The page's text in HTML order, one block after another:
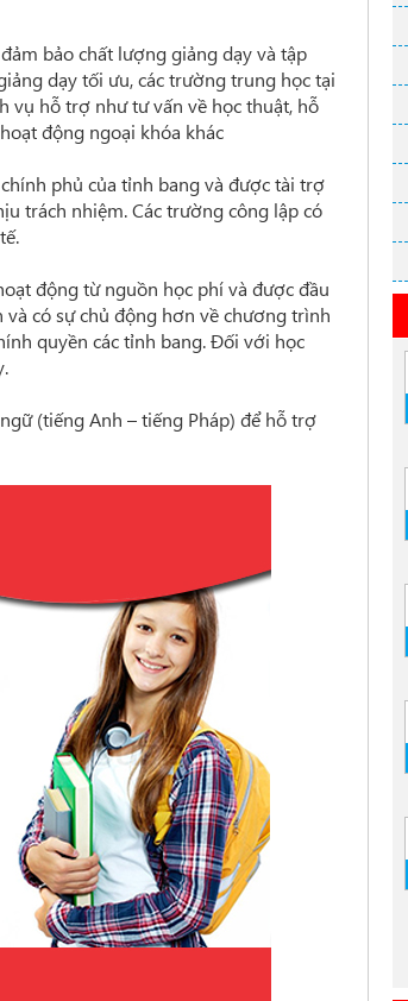
bảo chất lượng giảng dạy và tập
dạy tối ưu, các trường trung học tại
vụ hỗ trợ như tư vấn về học thuật, hỗ
động ngoại khóa khác
phủ của tỉnh bang và được tài trợ
trách nhiệm. Các trường công lập có
động từ nguồn học phí và được đầu
có sự chủ động hơn về chương trình
quyền các tỉnh bang. Đối với học
(tiếng Anh – tiếng Pháp) để hỗ trợ